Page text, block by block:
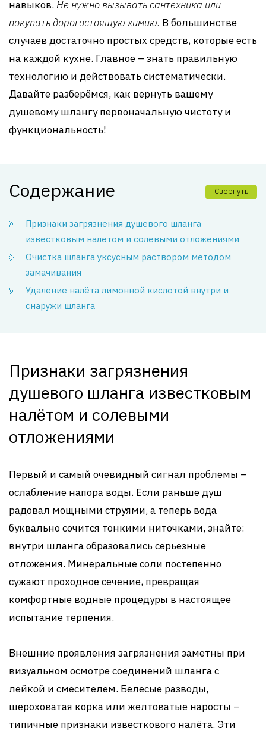
навыков. Не нужно вызывать сантехника или
покупать дорогостоящую химию. В большинстве
случаев достаточно простых средств, которые есть
на каждой кухне. Главное – знать правильную
технологию и действовать систематически.
Давайте разберёмся, как вернуть вашему
душевому шлангу первоначальную чистоту и
функциональность!
Содержание Свернуть
Признаки загрязнения душевого шланга
известковым налётом и солевыми отложениями
Очистка шланга уксусным раствором методом
замачивания
Удаление налёта лимонной кислотой внутри и
снаружи шланга
Признаки загрязнения
душевого шланга известковым
налётом и солевыми
отложениями
Первый и самый очевидный сигнал проблемы –
ослабление напора воды. Если раньше душ
радовал мощными струями, а теперь вода
буквально сочится тонкими ниточками, знайте:
внутри шланга образовались серьезные
отложения. Минеральные соли постепенно
сужают проходное сечение, превращая
комфортные водные процедуры в настоящее
испытание терпения.
Внешние проявления загрязнения заметны при
визуальном осмотре соединений шланга с
лейкой и смесителем. Белесые разводы,
шероховатая корка или желтоватые наросты –
типичные признаки известкового налёта. Эти